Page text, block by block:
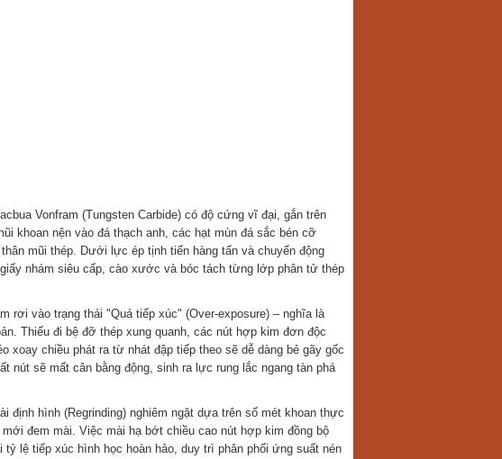
Vonfram (Tungsten Carbide) có độ cứng vĩ đại, gắn trên
khoan nện vào đá thạch anh, các hạt mùn đá sắc bén cỡ
mũi thép. Dưới lực ép tịnh tiến hàng tấn và chuyển động
nhám siêu cấp, cào xước và bóc tách từng lớp phân tử thép
rơi vào trạng thái "Quá tiếp xúc" (Over-exposure) – nghĩa là
Thiếu đi bệ đỡ thép xung quanh, các nút hợp kim đơn độc
xoay chiều phát ra từ nhát đập tiếp theo sẽ dễ dàng bẻ gãy gốc
nút sẽ mất cân bằng động, sinh ra lực rung lắc ngang tàn phá
định hình (Regrinding) nghiêm ngặt dựa trên số mét khoan thực
đem mài. Việc mài hạ bớt chiều cao nút hợp kim đồng bộ
lệ tiếp xúc hình học hoàn hảo, duy trì phân phối ứng suất nén